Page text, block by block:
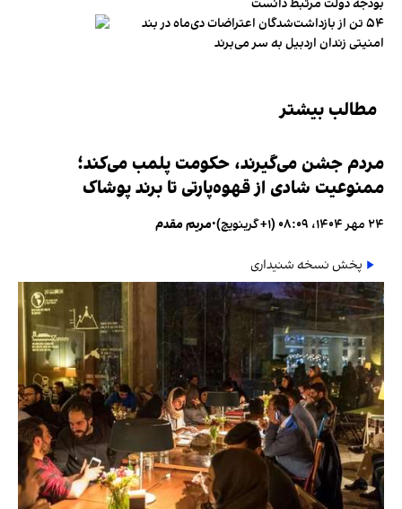
۵۴ تن از بازداشت‌شدگان اعتراضات دی‌ماه در بند
امنیتی زندان اردبیل به سر می‌برند
مطالب بیشتر
مردم جشن می‌گیرند، حکومت پلمب می‌کند؛
ممنوعیت شادی از قهوه‌پارتی تا برند پوشاک
۲۴ مهر ۱۴۰۴، ۰۸:۰۹ (‎+۱ گرینویچ) •مریم مقدم
پخش نسخه شنیداری